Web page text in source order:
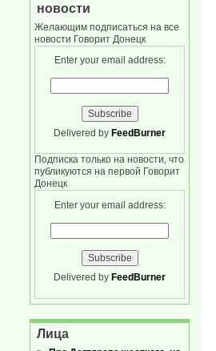
новости
Желающим подписаться на все
новости Говорит Донецк
Enter your email address:
Delivered by FeedBurner
Подписка только на новости, что
публикуются на первой Говорит
Донецк
Enter your email address:
Delivered by FeedBurner
Лица